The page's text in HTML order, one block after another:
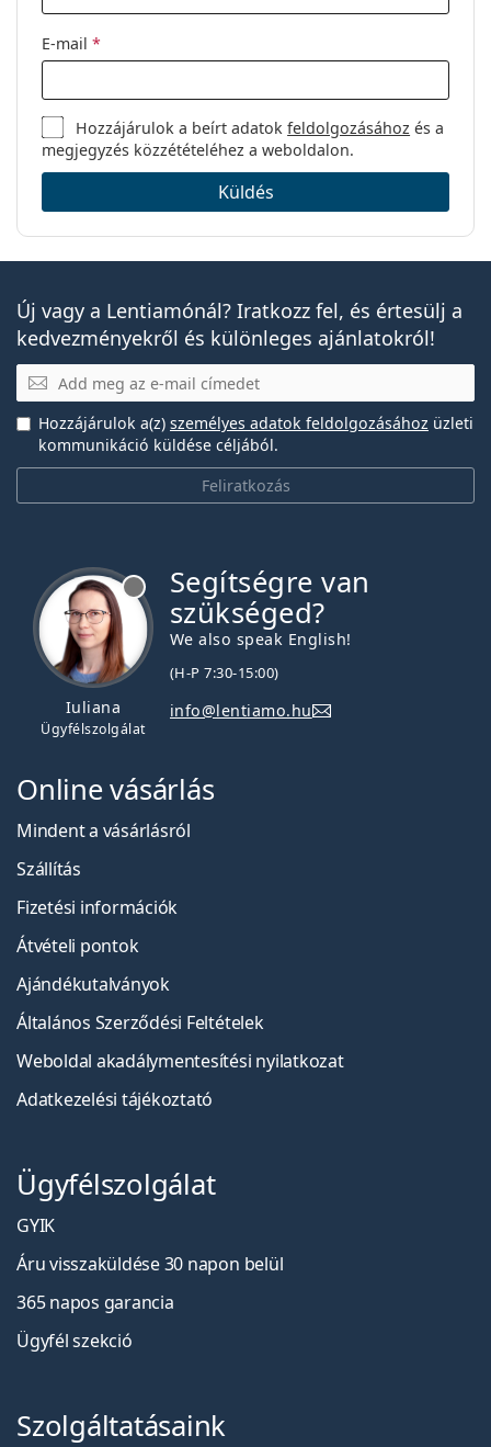
E-mail *
Hozzájárulok a beírt adatokfeldolgozásához és a
megjegyzés közzétételéhez a weboldalon.
Küldés
Új vagy a Lentiamónál? Iratkozz fel, és értesülj a
kedvezményekről és különleges ajánlatokról!
E-mail
Feliratkozás
Hozzájárulok a(z) személyes adatok feldolgozásához üzleti
kommunikáció küldése céljából.
Iuliana
Ügyfélszolgálat
Segítségre van
szükséged?
We also speak English!
(H-P 7:30-15:00)
info@lentiamo.hu
Online vásárlás
Mindent a vásárlásról
Szállítás
Fizetési információk
Átvételi pontok
Ajándékutalványok
Általános Szerződési Feltételek
Weboldal akadálymentesítési nyilatkozat
Adatkezelési tájékoztató
Ügyfélszolgálat
GYIK
Áru visszaküldése 30 napon belül
365 napos garancia
Ügyfél szekció
Szolgáltatásaink